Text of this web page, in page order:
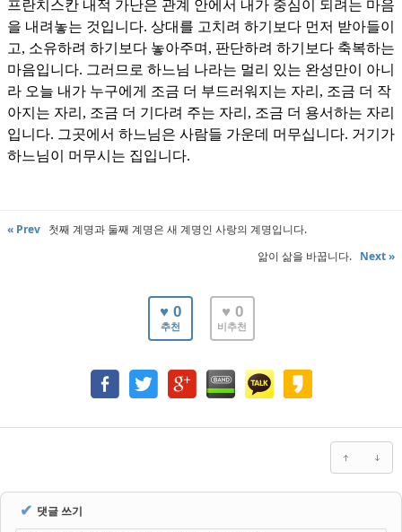
프란치스칸 내적 가난은 관계 안에서 내가 중심이 되려는 마음
을 내려놓는 것입니다. 상대를 고치려 하기보다 먼저 받아들이
고, 소유하려 하기보다 놓아주며 , 판단하려 하기보다 축복하는
마음입니다. 그러므로 하느님 나라는 멀리 있는 완성만이 아니
라 오늘 내가 누구에게 조금 더 부드러워지는 자리 , 조금 더 작
아지는 자리 , 조금 더 기다려 주는 자리 , 조금 더 용서하는 자리
입니다. 그곳에서 하느님은 사람들 가운데 머무십니다. 거기가
하느님이 머무시는 집입니다.
« Prev 첫째 계명과 둘째 계명은 새 계명인 사랑의 계명입니다.
앎이 삶을 바꿉니다. Next »
♥ 0
추천
♥ 0
비추천
✔ 댓글 쓰기